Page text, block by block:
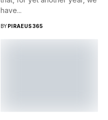
have...
BYPIRAEUS365